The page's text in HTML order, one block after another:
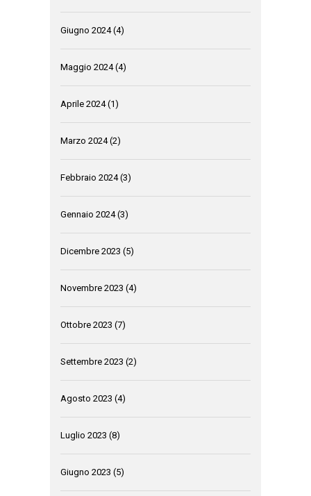
Giugno 2024(4)
Maggio 2024(4)
Aprile 2024(1)
Marzo 2024(2)
Febbraio 2024(3)
Gennaio 2024(3)
Dicembre 2023 (5)
Novembre 2023 (4)
Ottobre 2023 (7)
Settembre 2023 (2)
Agosto 2023 (4)
Luglio 2023 (8)
Giugno 2023 (5)